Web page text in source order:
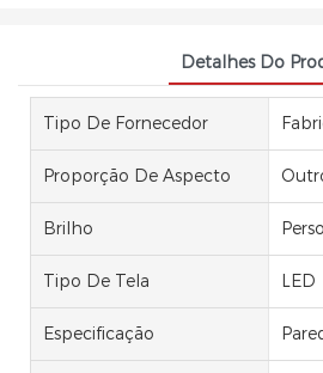
Detalhes Do
Tipo De Fornecedor
Proporção De Aspecto
Brilho
Tipo De Tela LED
Especificação